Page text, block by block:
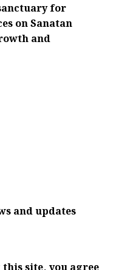
for
on Sanatan
and
and updates